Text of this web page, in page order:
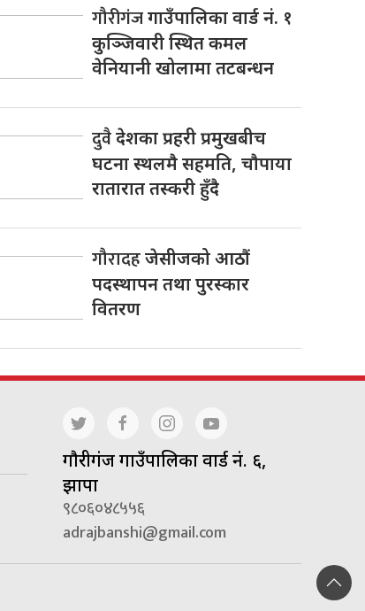
गौरीगंजगाउँपालिका वार्ड नं. १
कुञ्जिवारी स्थित कमल
वेनियानी खोलामा तटबन्धन
दुवैदेशका प्रहरी प्रमुखबीच
घटना स्थलमै सहमति, चाैपाया
रातारात तस्करी हुँदै
गौरादहजेसीजको आठौं
पदस्थापन तथा पुरस्कार
वितरण
गाैरीगंज गाउँपालिका वार्ड नं. ६,
झापा
९८०६०४८५५६
adrajbanshi@gmail.com